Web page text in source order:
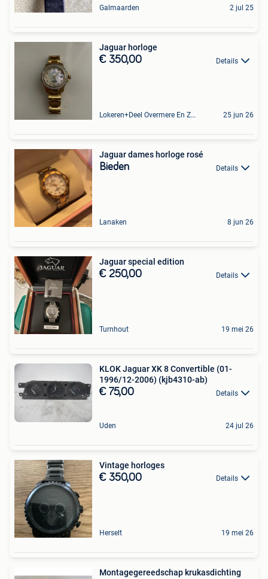
Galmaarden 2 jul 25
Jaguar horloge
€ 350,00 Details
Lokeren+Deel Overmere En Zele 25 jun 26
Jaguar dames horloge rosé
Bieden Details
Lanaken 8 jun 26
Jaguar special edition
€ 250,00 Details
Turnhout 19 mei 26
KLOK Jaguar XK 8 Convertible (01-
1996/12-2006) (kjb4310-ab)
€ 75,00 Details
Uden 24 jul 26
Vintage horloges
€ 350,00 Details
Herselt 19 mei 26
Montagegereedschap krukasdichting